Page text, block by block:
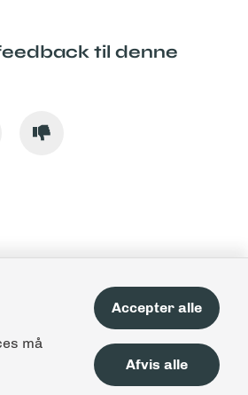
til denne
må
Accepter alle
Afvis alle